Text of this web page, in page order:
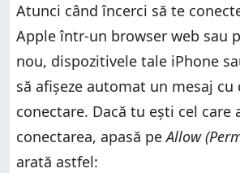
Atunci când încerci să te
Apple într-un browser web sau
nou, dispozitivele tale iPhone
să afișeze automat un mesaj cu
conectare. Dacă tu ești cel care
conectarea, apasă peAllow
arată astfel: